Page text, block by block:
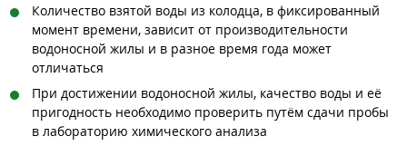
Количество взятой воды из колодца, в фиксированный
момент времени, зависит от производительности
водоносной жилы и в разное время года может
отличаться
При достижении водоносной жилы, качество воды и её
пригодность необходимо проверить путём сдачи пробы
в лабораторию химического анализа